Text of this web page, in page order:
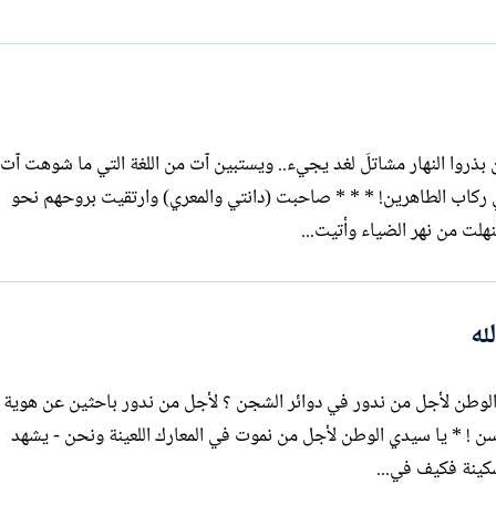
النهار مشاتلَ لغد يجيء.. ويستبين آت من اللغة التي ما شوهت آت
من اللغة التي ما ضوجعت من مفردات النور يزهو في ركاب الطاهرين! * * * صاحبت (دانتي والمعري) وارتقيت بروحهم نحو
من نهر الضياء وأتيت...
الصديقة أمينة عبدالله يا سيدي الوطن لأجل من ندور في دوائر الشجن ؟ لأجل من ندور باحثين عن هوية
وأنت تحبس النهار في زنازن الظلام ، في معارج الوسن ! * يا سيدي الوطن لأجل من نموت في المعارك اللعينة ونحن - يشهد
فكيف في...